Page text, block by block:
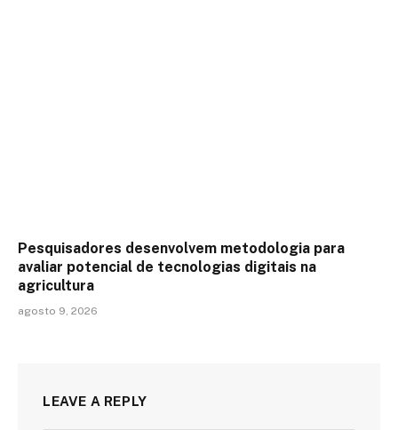
Pesquisadores desenvolvem metodologia para
avaliar potencial de tecnologias digitais na
agricultura
agosto 9, 2026
LEAVE A REPLY